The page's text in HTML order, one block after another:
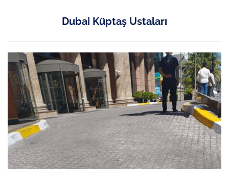
Dubai Küptaş Ustaları